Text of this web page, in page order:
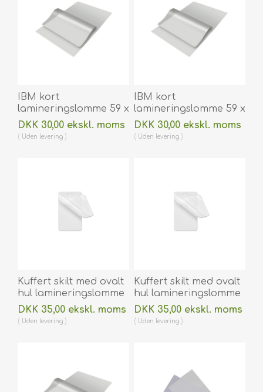
IBM kort
lamineringslomme 59 x
83 mm blank/klar 180
micron/my til
varmlaminering 100
DKK 30,00 ekskl. moms
Uden levering
IBM kort
lamineringslomme 59 x
83 mm blank / klar
250 micron / my til
varmlaminering 100
DKK 30,00 ekskl. moms
Uden levering
Kuffert skilt med ovalt
hul lamineringslomme
64 x 106 mm
blank/klar 125
micron/my til
DKK 35,00 ekskl. moms
Uden levering
Kuffert skilt med ovalt
hul lamineringslomme
64 x 106 mm blank /
klar 250 micron / my til
varmlaminering 100
DKK 35,00 ekskl. moms
Uden levering